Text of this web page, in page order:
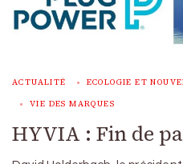
ACTUALITÉ ECOLOGIE ET
VIE DES MARQUES
HYVIA : Fin de